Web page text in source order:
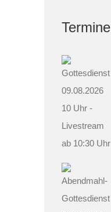
Termine